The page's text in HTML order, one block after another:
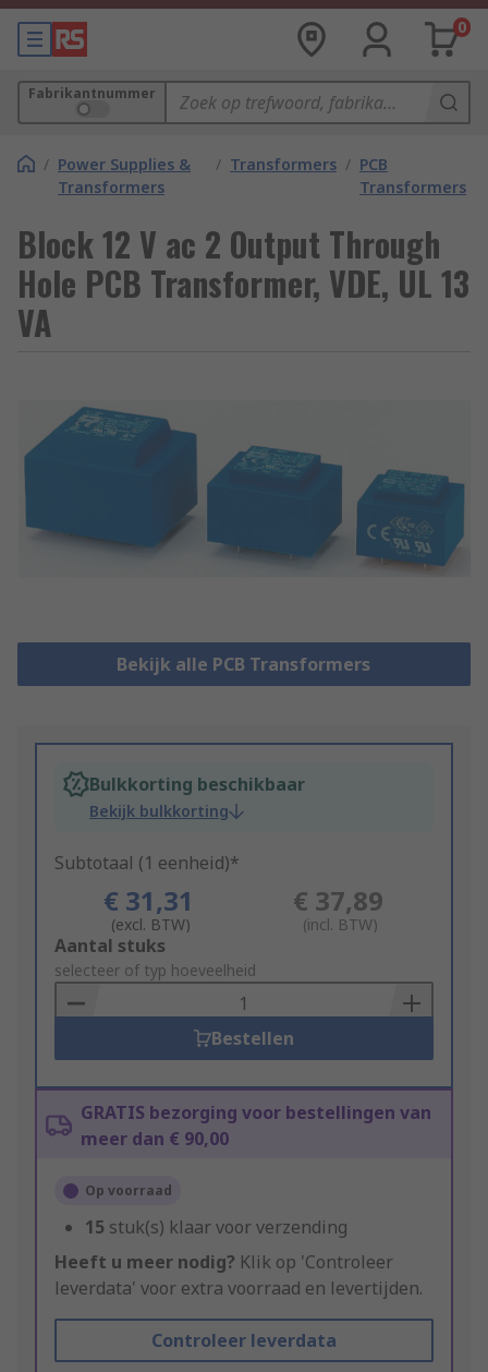
0
Fabrikantnummer
/ Power Supplies &
Transformers
/ Transformers / PCB
Transformers
Block 12 V ac 2 Output Through
Hole PCB Transformer, VDE, UL 13
VA
Bekijk alle PCB Transformers
Bulkkorting beschikbaar
Bekijk bulkkorting
Subtotaal (1 eenheid)*
€ 31,31
(excl. BTW)
€ 37,89
(incl. BTW)
Add
to
Basket
Aantal stuks
selecteer of typ hoeveelheid
Bestellen
GRATIS bezorging voor bestellingen van
meer dan € 90,00
Op voorraad
15 stuk(s) klaar voor verzending
Heeft u meer nodig? Klik op 'Controleer
leverdata' voor extra voorraad en levertijden.
Controleer leverdata